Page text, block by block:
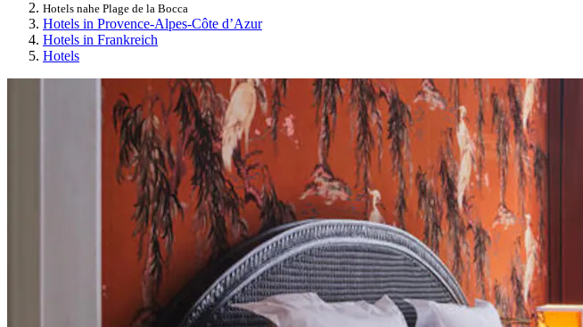
Hotels nahe Plage de la Bocca
Hotels in Provence-Alpes-Côte d’Azur
Hotels in Frankreich
Hotels